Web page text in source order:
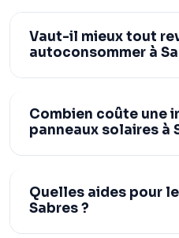
Vaut-il mieux tout
autoconsommer à
Combien coûte une
panneaux solaires à
Quelles aides pour
Sabres ?